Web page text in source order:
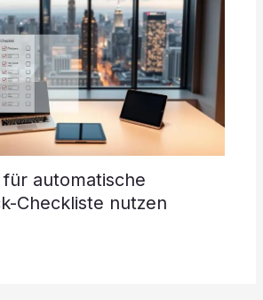
automatische
Checkliste nutzen